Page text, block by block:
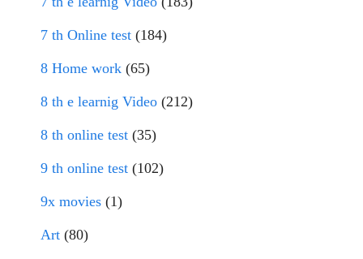
7 th Online test (184)
8 Home work (65)
8 th e learnig Video (212)
8 th online test (35)
9 th online test (102)
9x movies (1)
Art (80)